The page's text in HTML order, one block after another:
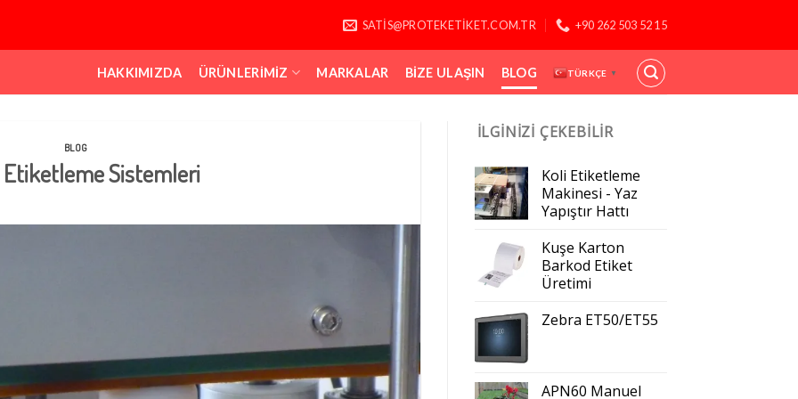
SATIS@PROTEKETIKET.COM.TR +90 262 503 52 15
HAKKIMIZDA ÜRÜNLERIMIZ MARKALAR BIZE ULAŞIN BLOG TÜRKÇE ▼
BLOG
Sistemleri
İLGINIZI ÇEKEBILIR
Koli Etiketleme
Makinesi - Yaz
Yapıştır Hattı
Kuşe Karton
Barkod Etiket
Üretimi
Zebra ET50/ET55
APN60 Manuel